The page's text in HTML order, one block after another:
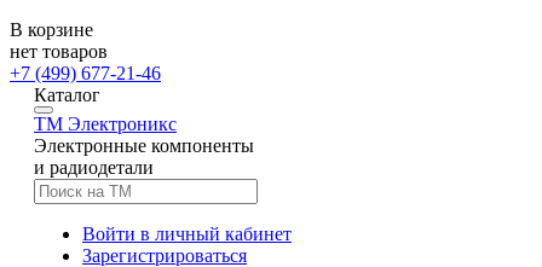
В корзине
нет товаров
+7 (499) 677-21-46
Каталог
TM Электроникс
Электронные компоненты
и радиодетали
Войти в личный кабинет
Зарегистрироваться